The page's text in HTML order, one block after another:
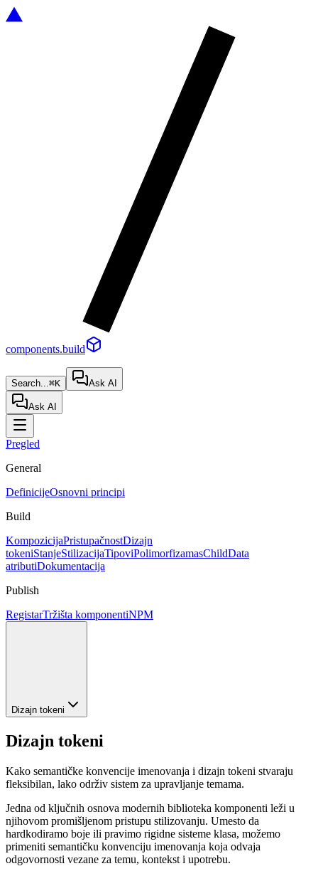
components.build
Search...⌘K Ask AI
Ask AI
Pregled
General
DefinicijeOsnovni principi
Build
KompozicijaPristupačnostDizajn
tokeniStanjeStilizacijaTipoviPolimorfizamasChildData
atributiDokumentacija
Publish
RegistarTržišta komponentiNPM
Dizajn tokeni
Dizajn tokeni
Kako semantičke konvencije imenovanja i dizajn tokeni stvaraju
fleksibilan, lako održiv sistem za upravljanje temama.
Jedna od ključnih osnova modernih biblioteka komponenti leži u
njihovom promišljenom pristupu stilizovanju. Umesto da
hardkodiramo boje ili pravimo rigidne sisteme klasa, možemo
primeniti semantičku konvenciju imenovanja koja odvaja
odgovornosti vezane za temu, kontekst i upotrebu.